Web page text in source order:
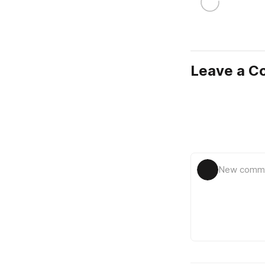
Leave a